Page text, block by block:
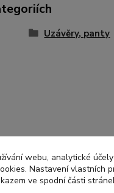
Uzávěry, panty
webu, analytické
Nastavení vlastních
ve spodní části